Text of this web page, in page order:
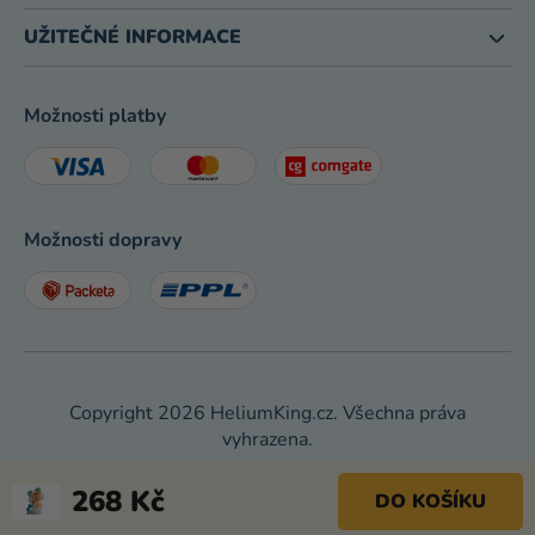
268 Kč DO KOŠÍKU
UŽITEČNÉ INFORMACE
Možnosti platby
Možnosti dopravy
Shoptet
Copyright 2026 HeliumKing.cz. Všechna práva
vyhrazena.